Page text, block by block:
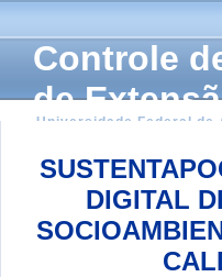
Controle
de
Universidade Federal de
DIGITAL